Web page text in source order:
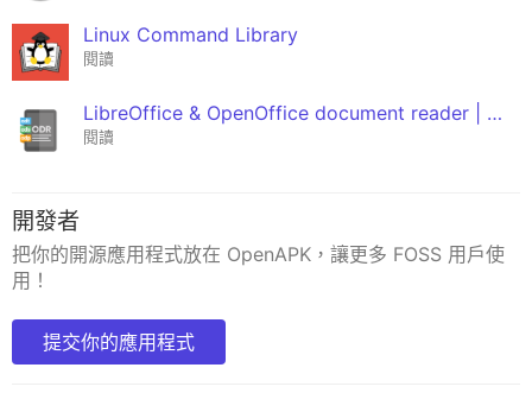
Linux Command Library
閱讀
LibreOffice & OpenOffice document reader | ODF
閱讀
開發者
把你的開源應用程式放在 OpenAPK，讓更多 FOSS 用戶使
用！
提交你的應用程式